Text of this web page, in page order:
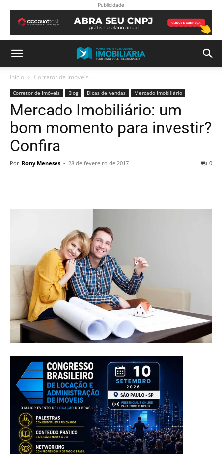
Publicidade
Início Corretor de Imóveis
Corretor de Imóveis Blog Dicas de Vendas Mercado Imobiliário
Mercado Imobiliário: um
bom momento para investir?
Confira
Por Rony Meneses - 28 de fevereiro de 2017 0